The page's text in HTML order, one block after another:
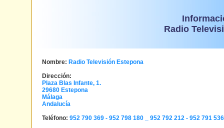
Radio
Nombre: Radio Televisión Estepona
Dirección:
Plaza Blas Infante, 1.
29680 Estepona
Málaga
Andalucía
Teléfono: 952 790 369 - 952 798 180 _ 952 792 212 - 952 791 536